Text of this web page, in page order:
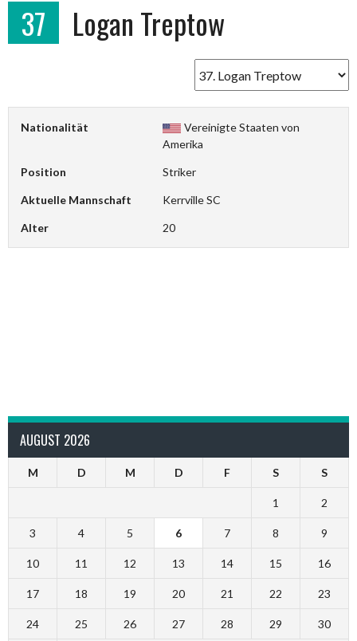
37 Logan Treptow
Nationalität
Vereinigte Staaten von
Amerika
Position Striker
Aktuelle Mannschaft Kerrville SC
Alter 20
AUGUST 2026
M D M D F S S
1 2
3 4 5 6 7 8 9
10 11 12 13 14 15 16
17 18 19 20 21 22 23
24 25 26 27 28 29 30